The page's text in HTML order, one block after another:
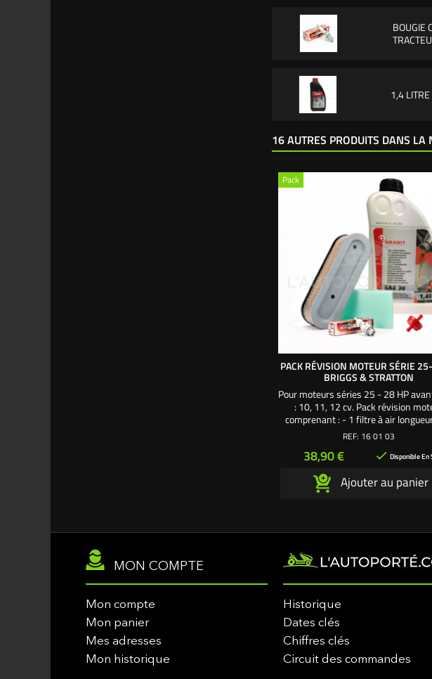
BOUGIE
1,4
16 AUTRES PRODUITS DANS LA
Pack
PACK RÉVISION MOTEUR SÉRIE
BRIGGS & STRATTON
Pour moteurs séries 25 - 28 HP
: 10, 11, 12 cv. Pack révision
comprenant : - 1 filtre à air
mm - largeur 67 mm - hauteur 70
rouge ou blanc - 1 bougie culot court
exclusive L'autoporté.com ®
REF: 16 01 03
Prix
38,90 €  Disponible En
Ajouter au panier
MON COMPTE
Mon compte
Mon panier
Mes adresses
Mon historique
Historique
Dates clés
Chiffres clés
Circuit des commandes